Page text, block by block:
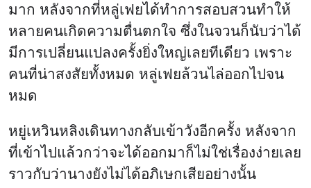
มาก หลังจากที่หลู่เฟยได้ทำการสอบสวนทำให้
หลายคนเกิดความตื่นตกใจ ซึ่งในจวนก็นับว่าได้
มีการเปลี่ยนแปลงครั้งยิ่งใหญ่เลยทีเดียว เพราะ
คนที่น่าสงสัยทั้งหมด หลู่เฟยล้วนไล่ออกไปจน
หมด
หยู่เหวินหลิงเดินทางกลับเข้าวังอีกครั้ง หลังจาก
ที่เข้าไปแล้วกว่าจะได้ออกมาก็ไม่ใช่เรื่องง่ายเลย
ราวกับว่านางยังไม่ได้อภิเษกเสียอย่างนั้น